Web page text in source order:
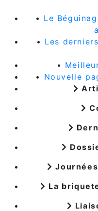
• Le
• Les
•
• Nouvelle
La